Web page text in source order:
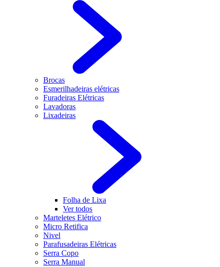
Brocas
Esmerilhadeiras elétricas
Furadeiras Elétricas
Lavadoras
Lixadeiras
Folha de Lixa
Ver todos
Marteletes Elétrico
Micro Retifica
Nivel
Parafusadeiras Elétricas
Serra Copo
Serra Manual